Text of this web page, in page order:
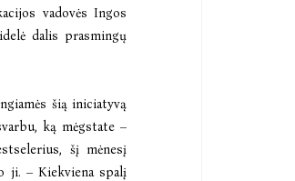
vadovės Ingos
dalis prasmingų
šią iniciatyvą
ką mėgstate –
šį mėnesį
ji. – Kiekviena spalį